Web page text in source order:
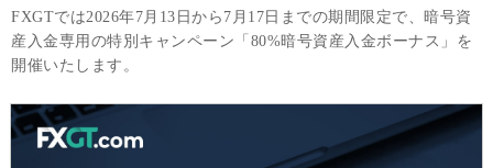
FXGTでは2026年7月13日から7月17日までの期間限定で、暗号資
産入金専用の特別キャンペーン「80%暗号資産入金ボーナス」を
開催いたします。